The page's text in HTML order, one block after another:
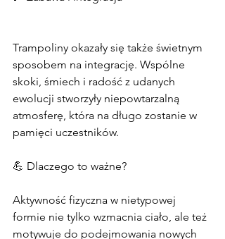
Trampoliny okazały się także świetnym
sposobem na integrację. Wspólne
skoki, śmiech i radość z udanych
ewolucji stworzyły niepowtarzalną
atmosferę, która na długo zostanie w
pamięci uczestników.
💪 Dlaczego to ważne?
Aktywność fizyczna w nietypowej
formie nie tylko wzmacnia ciało, ale też
motywuje do podejmowania nowych